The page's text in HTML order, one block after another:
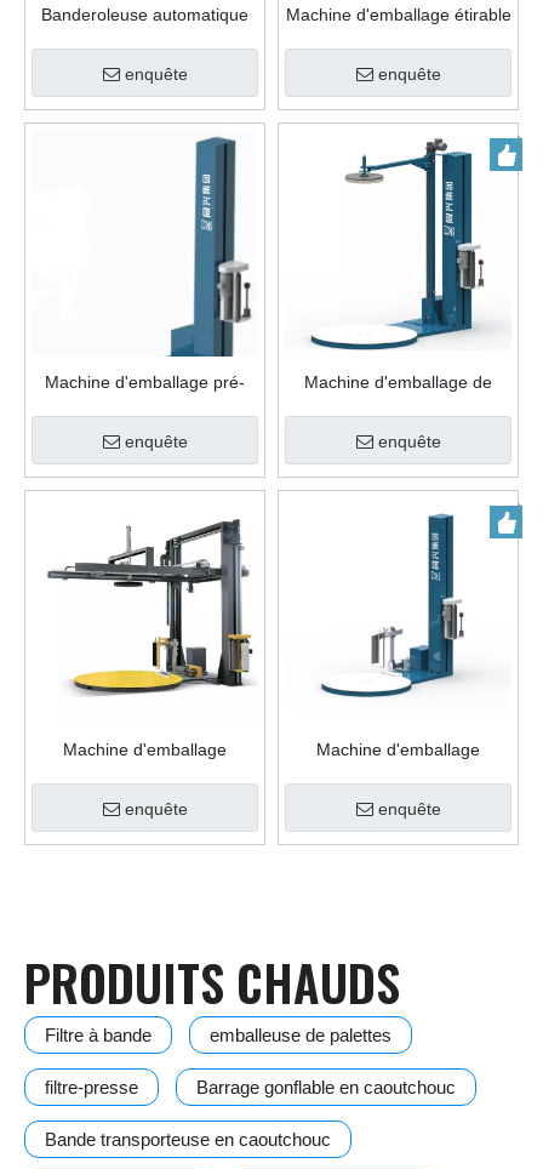
Banderoleuse automatique
tournant de type M
enquête
Machine d'emballage étirable
chariot élévateur
enquête
Machine d'emballage pré-
étirable de palettes avec
fente pour chariot élévateur
enquête
Machine d'emballage de
plateau supérieur
enquête
Machine d'emballage
feuille supérieure
enquête
Machine d'emballage
télécommandée avec
dispositif de rupture de film
enquête
PRODUITS CHAUDS
Filtre à bande emballeuse de palettes
filtre-presse Barrage gonflable en caoutchouc
Bande transporteuse en caoutchouc